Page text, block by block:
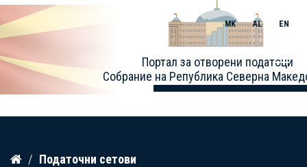
Прескокнете
Портал за отворени податоци
Собрание на Република Северна
MK AL EN
Toggle
Податочни сетови